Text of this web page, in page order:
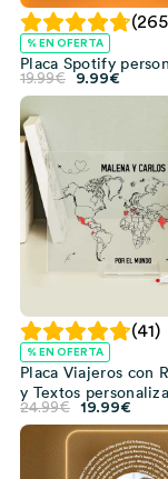
% EN OFERTA
Placa Spotify
19.99€
El
precio
9.99€
precio
(41)
% EN OFERTA
Placa Viajeros con
y Textos
24.99€
El
precio
original
era:
24.99€.
19.99€
es: